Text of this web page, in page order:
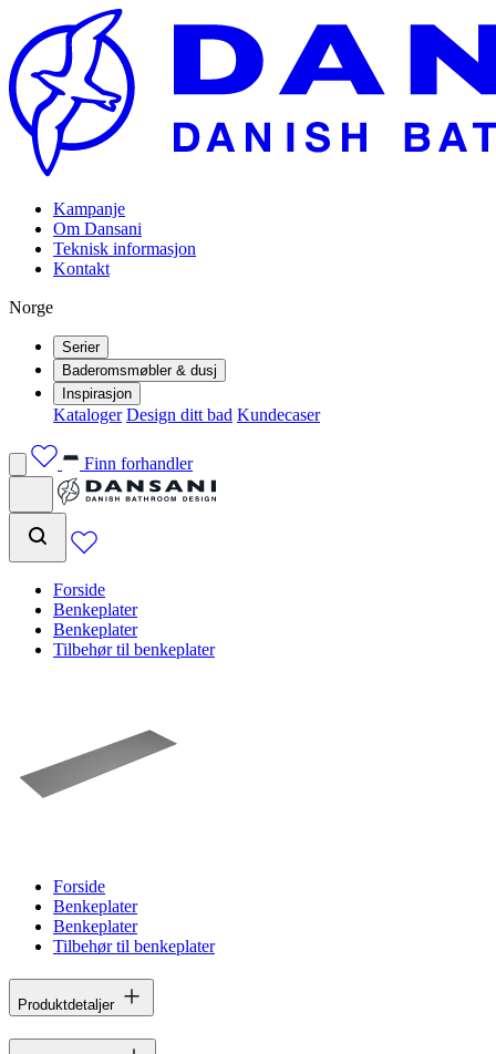
Kampanje
Om Dansani
Teknisk informasjon
Kontakt
Norge
Serier
Baderomsmøbler & dusj
Inspirasjon
Kataloger Design ditt bad Kundecaser
Finn forhandler
Forside
Benkeplater
Benkeplater
Tilbehør til benkeplater
Forside
Benkeplater
Benkeplater
Tilbehør til benkeplater
Produktdetaljer